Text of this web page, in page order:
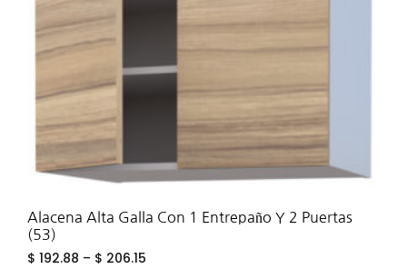
Alacena Alta Galla Con 1 Entrepaño Y 2 Puertas
(53)
$ 192.88 – $ 206.15